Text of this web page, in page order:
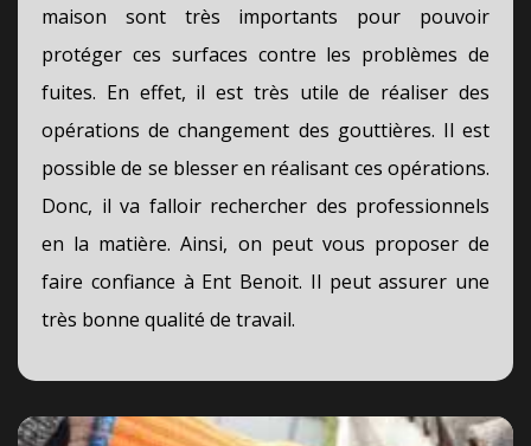
maison sont très importants pour pouvoir
protéger ces surfaces contre les problèmes de
fuites. En effet, il est très utile de réaliser des
opérations de changement des gouttières. Il est
possible de se blesser en réalisant ces opérations.
Donc, il va falloir rechercher des professionnels
en la matière. Ainsi, on peut vous proposer de
faire confiance à Ent Benoit. Il peut assurer une
très bonne qualité de travail.